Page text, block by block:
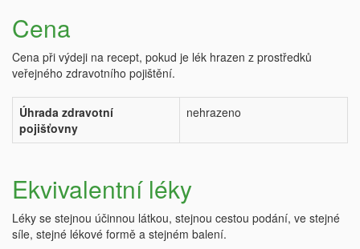
Cena
Cena při výdeji na recept, pokud je lék hrazen z prostředků
veřejného zdravotního pojištění.
Úhrada zdravotní
pojišťovny
nehrazeno
Ekvivalentní léky
Léky se stejnou účinnou látkou, stejnou cestou podání, ve stejné
síle, stejné lékové formě a stejném balení.